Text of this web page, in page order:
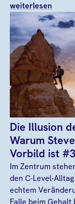
weiterlesen
Die Illusion
Warum
Vorbild ist
Im Zentrum
den C-Level-
echtem
Falle beim